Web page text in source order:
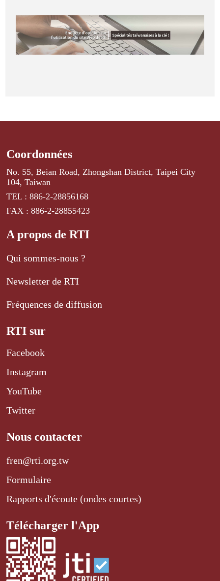
Coordonnées
No. 55, Beian Road, Zhongshan District, Taipei City
104, Taiwan
TEL : 886-2-28856168
FAX : 886-2-28855423
A propos de RTI
Qui sommes-nous ?
Newsletter de RTI
Fréquences de diffusion
RTI sur
Facebook
Instagram
YouTube
Twitter
Nous contacter
fren@rti.org.tw
Formulaire
Rapports d'écoute (ondes courtes)
Télécharger l'App